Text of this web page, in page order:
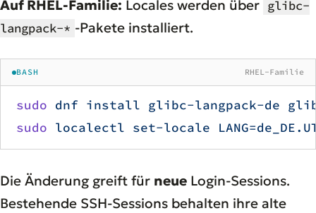
Auf RHEL-Familie: Locales werden über glibc-
langpack-* -Pakete installiert.
BASH RHEL-Familie
sudo dnf install glibc-langpack-de
sudo localectl set-locale
Die Änderung greift für neue Login-Sessions.
Bestehende SSH-Sessions behalten ihre alte